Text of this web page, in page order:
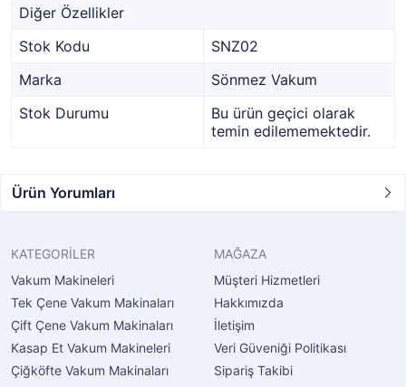
Diğer Özellikler
Stok Kodu
SNZ02
Marka
Sönmez Vakum
Stok Durumu
Bu ürün geçici olarak
temin edilememektedir.
Ürün Yorumları
KATEGORİLER
Vakum Makineleri
Tek Çene Vakum Makinaları
Çift Çene Vakum Makinaları
Kasap Et Vakum Makineleri
Çiğköfte Vakum Makinaları
MAĞAZA
Müşteri Hizmetleri
Hakkımızda
İletişim
Veri Güveniği Politikası
Sipariş Takibi